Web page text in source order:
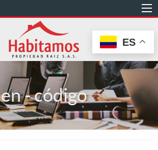
en - código
ES